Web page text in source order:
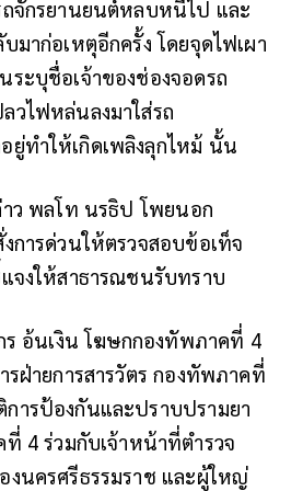
จักรยานยนต์หลบหนีไป และ
มาก่อเหตุอีกครั้ง โดยจุดไฟเผา
ะบุชื่อเจ้าของช่องจอดรถ
วไฟหล่นลงมาใส่รถ
ยู่ทำให้เกิดเพลิงลุกไหม้ นั้น
าว พลโท นรธิป โพยนอก
การด่วนให้ตรวจสอบข้อเท็จ
จงให้สาธารณชนรับทราบ
ร อ้นเงิน โฆษกกองทัพภาคที่ 4
รฝ่ายการสารวัตร กองทัพภาคที่
ารป้องกันและปราบปรามยา
4 ร่วมกับเจ้าหน้าที่ตำรวจ
งนครศรีธรรมราช และผู้ใหญ่